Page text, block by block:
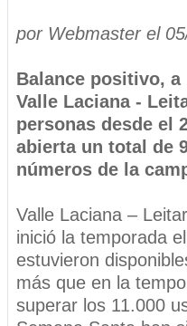
por Webmaster el
Balance positivo,
Valle Laciana -
personas desde el
abierta un total de
números de la
Valle Laciana –
inició la temporada
estuvieron
más que en la
superar los 11.000